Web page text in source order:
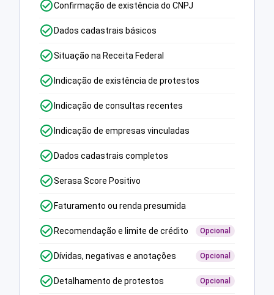
Confirmação de existência do CNPJ
Dados cadastrais básicos
Situação na Receita Federal
Indicação de existência de protestos
Indicação de consultas recentes
Indicação de empresas vinculadas
Dados cadastrais completos
Serasa Score Positivo
Faturamento ou renda presumida
Recomendação e limite de crédito Opcional
Dívidas, negativas e anotações Opcional
Detalhamento de protestos Opcional